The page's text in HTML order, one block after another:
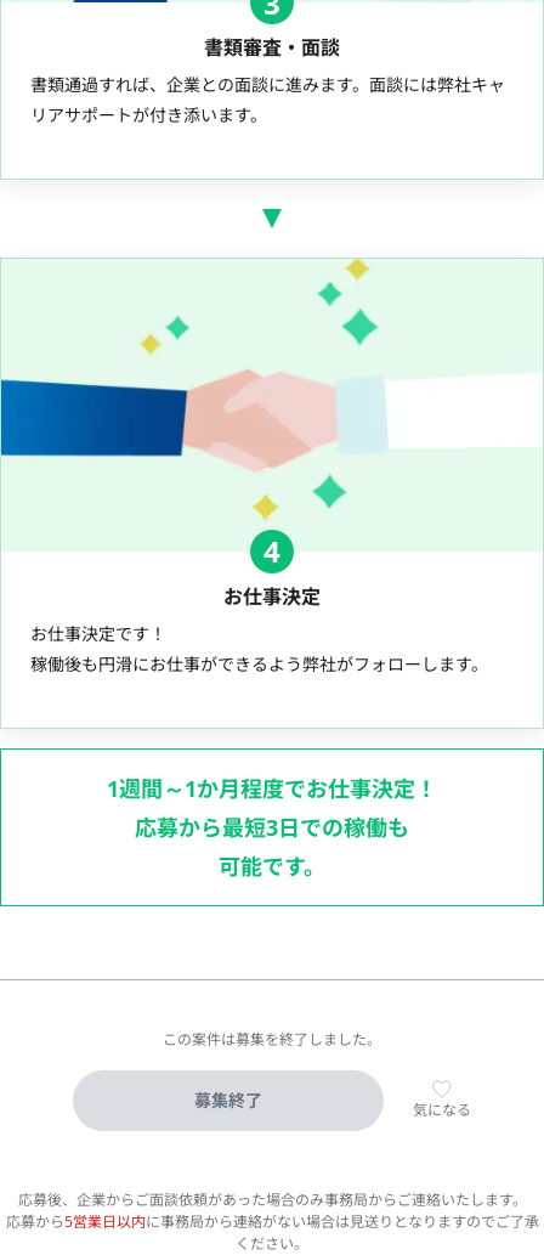
書類審査・面談
書類通過すれば、企業との面談に進みます。面談には弊社キャ
リアサポートが付き添います。
4
お仕事決定
お仕事決定です！
稼働後も円滑にお仕事ができるよう弊社がフォローします。
1週間～1か月程度でお仕事決定！
応募から最短3日での稼働も
可能です。
この案件は募集を終了しました。
募集終了 気になる
応募後、企業からご面談依頼があった場合のみ事務局からご連絡いたします。
応募から5営業日以内に事務局から連絡がない場合は見送りとなりますのでご了承
ください。